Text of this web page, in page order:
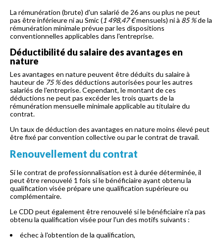
La rémunération (brute) d'un salarié de 26 ans ou plus ne peut
pas être inférieure ni au Smic (1 498,47 €mensuels) ni à 85 %de la
rémunération minimale prévue par les dispositions
conventionnelles applicables dans l'entreprise.
Déductibilité du salaire des avantages en
nature
Les avantages en nature peuvent être déduits du salaire à
hauteur de 75 %des déductions autorisées pour les autres
salariés de l'entreprise. Cependant, le montant de ces
déductions ne peut pas excéder les trois quarts de la
rémunération mensuelle minimale applicable au titulaire du
contrat.
Un taux de déduction des avantages en nature moins élevé peut
être fixé par convention collective ou par le contrat de travail.
Renouvellement du contrat
Si le contrat de professionnalisation est à durée déterminée, il
peut être renouvelé 1 fois si le bénéficiaire ayant obtenu la
qualification visée prépare une qualification supérieure ou
complémentaire.
Le CDD peut également être renouvelé si le bénéficiaire n'a pas
obtenu la qualification visée pour l'un des motifs suivants :
échec à l'obtention de la qualification,